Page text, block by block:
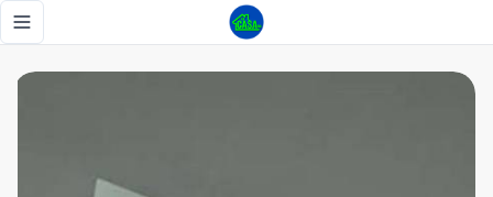
Toggle navigation menu
Hermoso apartamento en torre ubicado en zona exclusiva